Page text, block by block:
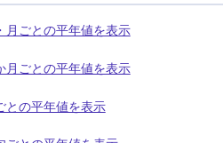
月ごとの平年値を表示
月ごとの平年値を表示
との平年値を表示